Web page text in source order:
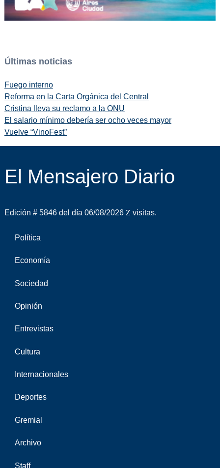
Últimas noticias
Fuego interno
Reforma en la Carta Orgánica del Central
Cristina lleva su reclamo a la ONU
El salario mínimo debería ser ocho veces mayor
Vuelve “VinoFest”
El Mensajero Diario
Edición # 5846 del día 06/08/2026 visitas.
Política
Economía
Sociedad
Opinión
Entrevistas
Cultura
Internacionales
Deportes
Gremial
Archivo
Staff